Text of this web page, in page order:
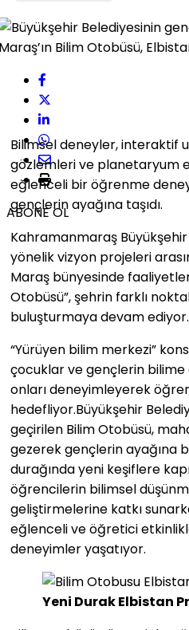
ABONE OL
Bilimsel deneyler, interaktif
gözlemleri ve planetaryum
eğlenceli bir öğrenme
gençlerin ayağına taşıdı.
Kahramanmaraş
yönelik vizyon projeleri
Maraş bünyesinde
Otobüsü”, şehrin farklı
buluşturmaya devam ediyor.
“Yürüyen bilim merkezi”
çocuklar ve gençlerin bilime
onları deneyimleyerek
hedefliyor.Büyükşehir
geçirilen Bilim Otobüsü,
gezerek gençlerin ayağına
durağında yeni keşiflere
öğrencilerin bilimsel
geliştirmelerine katkı
eğlenceli ve öğretici
deneyimler yaşatıyor.
Yeni Durak Elbistan